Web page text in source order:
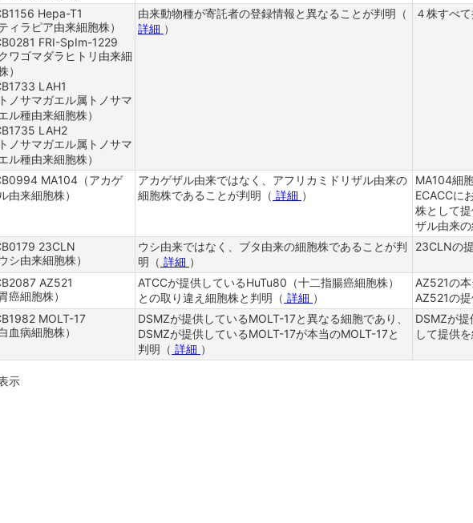
ョン細胞
細胞 (GMC)
幹細胞
Hepa-T1
ティラピア由来細胞株）
FRI-SpIm-1229
クワゴマダラヒトリ由来細
）
LAH1
トノサマガエル属トノサマ
ル種由来細胞株）
LAH2
トノサマガエル属トノサマ
ル種由来細胞株）
由来動物種が寄託者の登録情報と異なることが判明（
詳細 ）
４株すべ
MA104（アカゲ
由来細胞株）
アカゲザル由来ではなく、アフリカミドリザル由来の
細胞株であることが判明（ 詳細 ）
MA104細
ECACCに
株として
ザル由来
23CLN
ウシ由来細胞株）
ウシ由来ではなく、ブタ由来の細胞株であることが判
明（ 詳細 ）
23CLNの
AZ521
胃癌細胞株）
ATCCが提供しているHuTu80（十二指腸癌細胞株）
との取り違え細胞株と判明（ 詳細 ）
AZ521の
AZ521の
MOLT-17
白血病細胞株）
DSMZが提供しているMOLT-17と異なる細胞であり、
DSMZが提供しているMOLT-17が本当のMOLT-17と
判明（ 詳細 ）
DSMZが提
して提供
示